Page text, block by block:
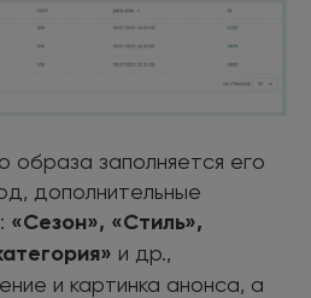
образа заполняется его
дополнительные
«Сезон», «Стиль»,
и др.,
и картинка анонса, а